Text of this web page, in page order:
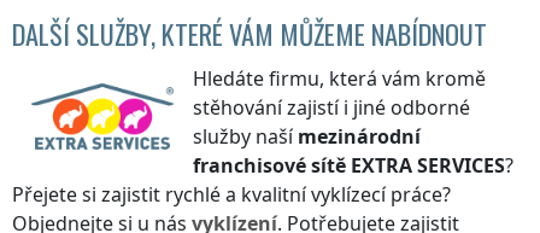
DALŠÍ SLUŽBY, KTERÉ VÁM MŮŽEME NABÍDNOUT
Hledáte firmu, která vám kromě
stěhování zajistí i jiné odborné
služby našímezinárodní
franchisové sítě EXTRA SERVICES?
Přejete si zajistit rychlé a kvalitní vyklízecí práce?
Objednejte si u nás vyklízení. Potřebujete zajistit